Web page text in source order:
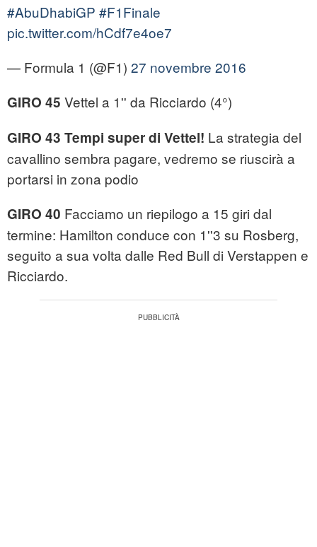
#AbuDhabiGP #F1Finale
pic.twitter.com/hCdf7e4oe7
— Formula 1 (@F1) 27 novembre 2016
GIRO 45 Vettel a 1'' da Ricciardo (4°)
GIRO 43 Tempi super di Vettel! La strategia del
cavallino sembra pagare, vedremo se riuscirà a
portarsi in zona podio
GIRO 40 Facciamo un riepilogo a 15 giri dal
termine: Hamilton conduce con 1''3 su Rosberg,
seguito a sua volta dalle Red Bull di Verstappen e
Ricciardo.